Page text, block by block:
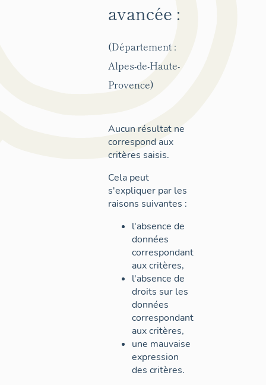
avancée :
(Département :
Alpes-de-Haute-
Provence)
Aucun résultat ne
correspond aux
critères saisis.
Cela peut
s'expliquer par les
raisons suivantes :
l'absence de
données
correspondant
aux critères,
l'absence de
droits sur les
données
correspondant
aux critères,
une mauvaise
expression
des critères.